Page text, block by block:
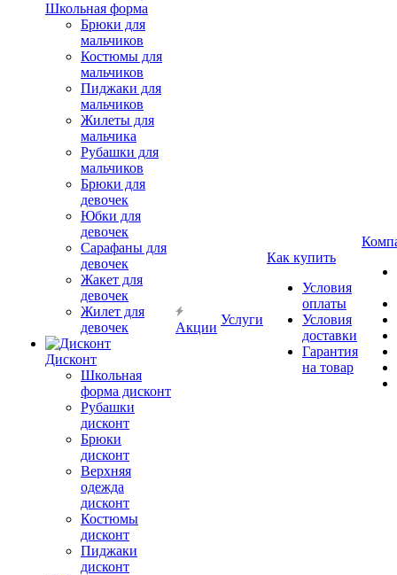
Школьная форма
Брюки для
мальчиков
Костюмы для
мальчиков
Пиджаки для
мальчиков
Жилеты для
мальчика
Рубашки для
мальчиков
Брюки для
девочек
Юбки для
девочек
Сарафаны для
девочек
Жакет для
девочек
Жилет для
девочек
Дисконт
Школьная
форма дисконт
Рубашки
дисконт
Брюки
дисконт
Верхняя
одежда
дисконт
Костюмы
дисконт
Пиджаки
дисконт
Акции
Услуги
Как купить
Условия
оплаты
Условия
доставки
Гарантия
на товар